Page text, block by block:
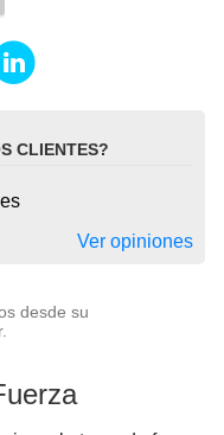
CLIENTES?
Ver opiniones
desde su